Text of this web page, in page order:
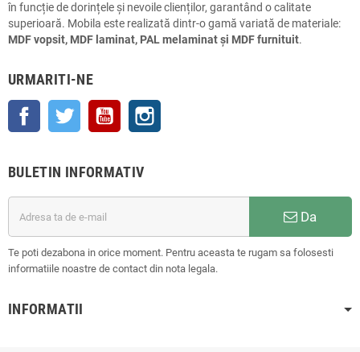
în funcție de dorințele și nevoile clienților, garantând o calitate
superioară. Mobila este realizată dintr-o gamă variată de materiale:
MDF vopsit, MDF laminat, PAL melaminat și MDF furnituit.
URMARITI-NE
Facebook Twitter YouTube
BULETIN INFORMATIV
Da
Te poti dezabona in orice moment. Pentru aceasta te rugam sa folosesti
informatiile noastre de contact din nota legala.
INFORMATII